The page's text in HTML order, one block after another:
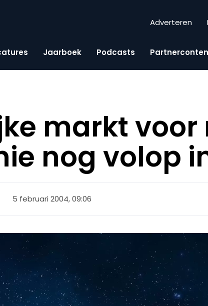
Adverteren
Jaarboek Podcasts
markt
nog volop
5 februari 2004, 09:06